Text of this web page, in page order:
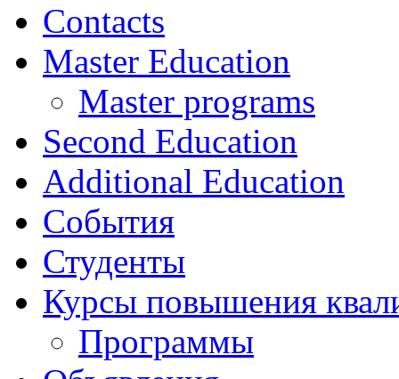
Contacts
Master Education
Master programs
Second Education
Additional Education
События
Студенты
Курсы повышения
Программы